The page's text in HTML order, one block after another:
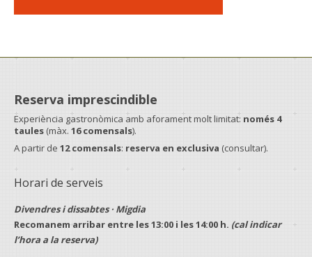
Reserva imprescindible
Experiència gastronòmica amb aforament molt limitat: només 4
taules (màx. 16 comensals).
A partir de 12 comensals: reserva en exclusiva (consultar).
Horari de serveis
Divendres i dissabtes · Migdia
Recomanem arribar entre les13:00 i les14:00 h. (cal indicar
l’hora a la reserva)